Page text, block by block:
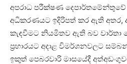
අපරාධ පරීක්ෂණ
අධිකරණයට ඉදිරිපත් කර ඇති අතර,
කැඳවීමට නියමිතව ඇති බව වාර්තා
ප්‍රහාරයට අදාළ විමර්ශනවලට
ඉකුත් පෙබරවාරි මාසයේදී